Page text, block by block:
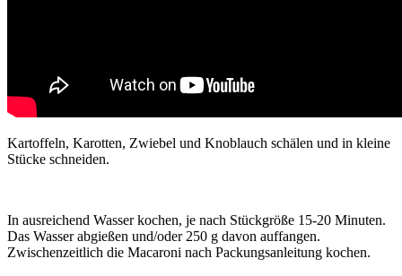
Kartoffeln, Karotten, Zwiebel und Knoblauch schälen und in kleine
Stücke schneiden.
In ausreichend Wasser kochen, je nach Stückgröße 15-20 Minuten.
Das Wasser abgießen und/oder 250 g davon auffangen.
Zwischenzeitlich die Macaroni nach Packungsanleitung kochen.